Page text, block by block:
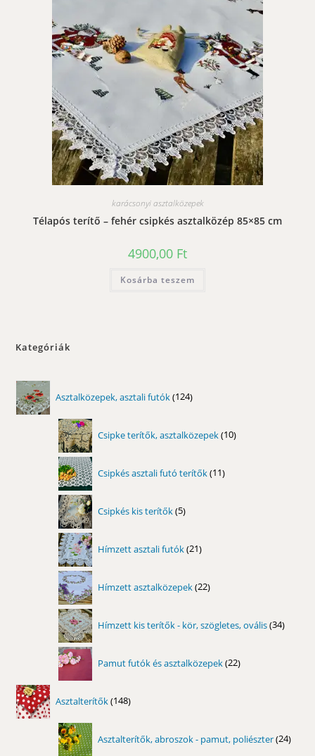
karácsonyi asztalközepek
Télapós terítő – fehér csipkés asztalközép 85×85 cm
4900,00 Ft
Kosárba teszem
Kategóriák
Asztalközepek, asztali futók 124
termék
Csipke terítők, asztalközepek 10
termék
Csipkés asztali futó terítők 11
termék
Csipkés kis terítők 5
termék
Hímzett asztali futók 21
termék
Hímzett asztalközepek 22
termék
Hímzett kis terítők - kör, szögletes, ovális 34
termék
Pamut futók és asztalközepek 22
termék
Asztalterítők 148
termék
Asztalterítők, abroszok - pamut, poliészter 24